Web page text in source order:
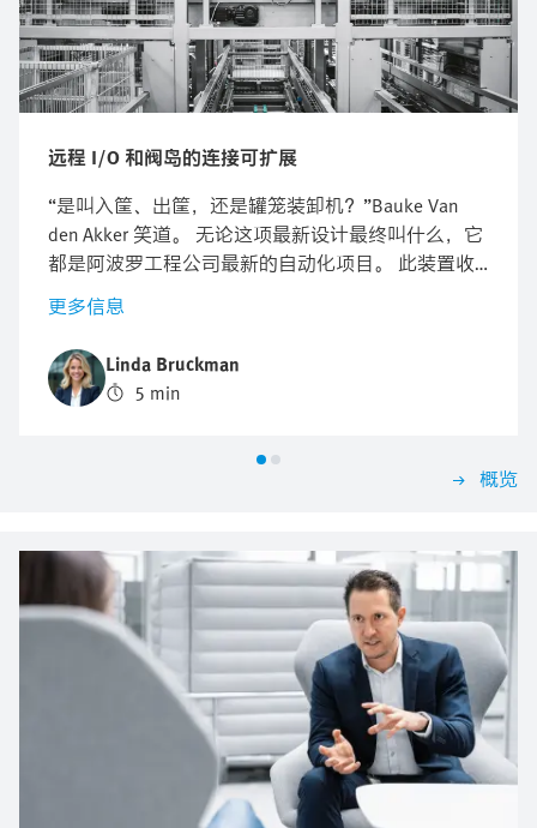
远程 I/O 和阀岛的连接可扩展
“是叫入筐、出筐，还是罐笼装卸机？”Bauke Van
den Akker 笑道。 无论这项最新设计最终叫什么，它
都是阿波罗工程公司最新的自动化项目。 此装置收
集装满的罐子，将其运送至高压灭菌器进行灭菌，随
后再次收集起来运回。
更多信息
Linda Bruckman
5 min
概览